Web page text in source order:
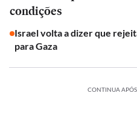
condições
Israel volta a dizer que
para Gaza
CONTINUA